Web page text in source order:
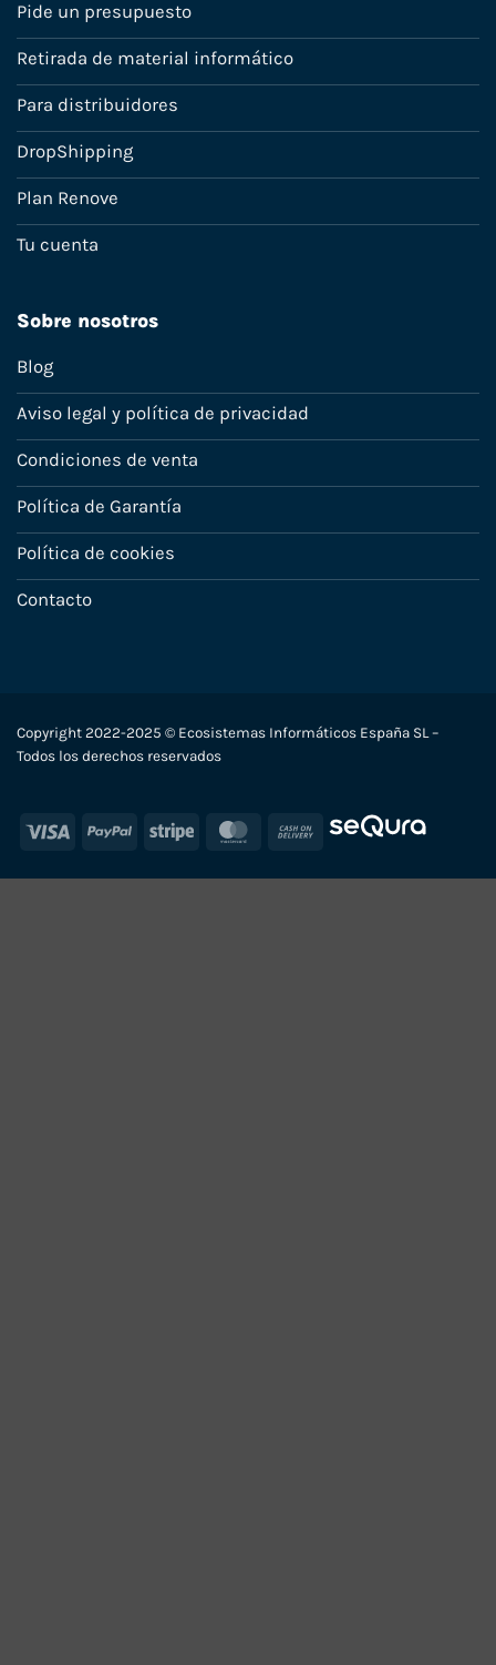
Pide un presupuesto
Retirada de material informático
Para distribuidores
DropShipping
Plan Renove
Tu cuenta
Sobre nosotros
Blog
Aviso legal y política de privacidad
Condiciones de venta
Política de Garantía
Política de cookies
Contacto
Copyright 2022-2025 © Ecosistemas Informáticos España SL –
Todos los derechos reservados
Visa PayPal Stripe MasterCard
Cash